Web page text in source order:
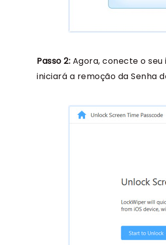
Passo 2: Agora, conecte o seu
iniciará a remoção da Senha